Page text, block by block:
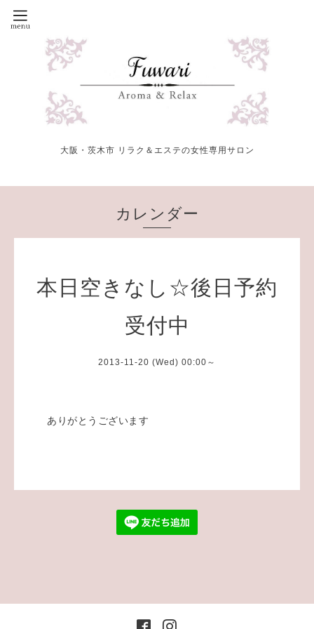
大阪・茨木市 リラク＆エステの女性専用サロン
カレンダー
本日空きなし☆後日予約
受付中
2013-11-20 (Wed) 00:00～
ありがとうございます